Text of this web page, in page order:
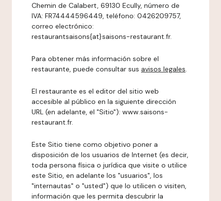
Chemin de Calabert, 69130 Ecully, número de
IVA: FR74444596449, teléfono: 0426209757,
correo electrónico:
restaurantsaisons{at}saisons-restaurant.fr.
Para obtener más información sobre el
restaurante, puede consultar sus avisos legales.
El restaurante es el editor del sitio web
accesible al público en la siguiente dirección
URL (en adelante, el "Sitio"): www.saisons-
restaurant.fr.
Este Sitio tiene como objetivo poner a
disposición de los usuarios de Internet (es decir,
toda persona física o jurídica que visite o utilice
este Sitio, en adelante los "usuarios", los
"internautas" o "usted") que lo utilicen o visiten,
información que les permita descubrir la